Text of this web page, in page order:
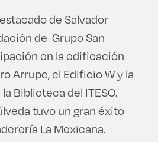
de Salvador
de Grupo San
en la edificación
Arrupe, el Edificio W y la
Biblioteca del ITESO.
tuvo un gran éxito
La Mexicana.